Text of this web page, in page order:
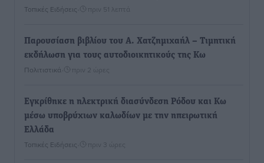
Τοπικές Ειδήσεις πριν 51 λεπτά
Παρουσίαση βιβλίου του Α. Χατζημιχαήλ – Τιμητική
εκδήλωση για τους αυτοδιοικητικούς της Κω
Πολιτιστικά πριν 2 ώρες
Εγκρίθηκε η ηλεκτρική διασύνδεση Ρόδου και Κω
μέσω υποβρύχιων καλωδίων με την ηπειρωτική
Ελλάδα
Τοπικές Ειδήσεις πριν 3 ώρες